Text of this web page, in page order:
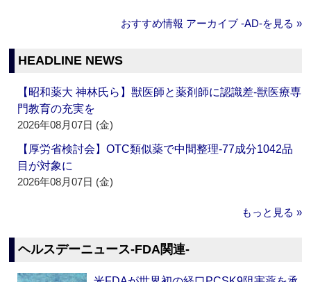
おすすめ情報 アーカイブ ‐AD‐を見る »
HEADLINE NEWS
【昭和薬大 神林氏ら】獣医師と薬剤師に認識差‐獣医療専
門教育の充実を
2026年08月07日 (金)
【厚労省検討会】OTC類似薬で中間整理‐77成分1042品
目が対象に
2026年08月07日 (金)
もっと見る »
ヘルスデーニュース‐FDA関連‐